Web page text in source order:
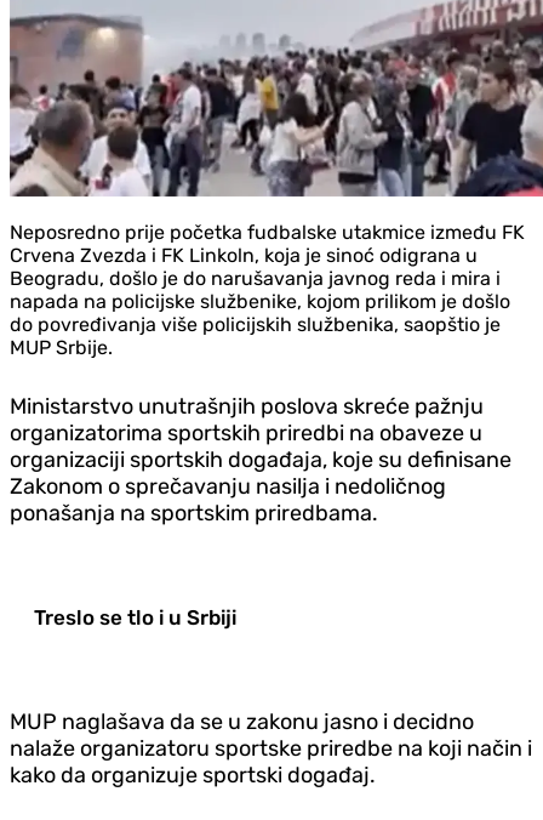
Neposredno prije početka fudbalske utakmice između FK
Crvena Zvezda i FK Linkoln, koja je sinoć odigrana u
Beogradu, došlo je do narušavanja javnog reda i mira i
napada na policijske službenike, kojom prilikom je došlo
do povređivanja više policijskih službenika, saopštio je
MUP Srbije.
Ministarstvo unutrašnjih poslova skreće pažnju
organizatorima sportskih priredbi na obaveze u
organizaciji sportskih događaja, koje su definisane
Zakonom o sprečavanju nasilja i nedoličnog
ponašanja na sportskim priredbama.
Treslo se tlo i u Srbiji
MUP naglašava da se u zakonu jasno i decidno
nalaže organizatoru sportske priredbe na koji način i
kako da organizuje sportski događaj.